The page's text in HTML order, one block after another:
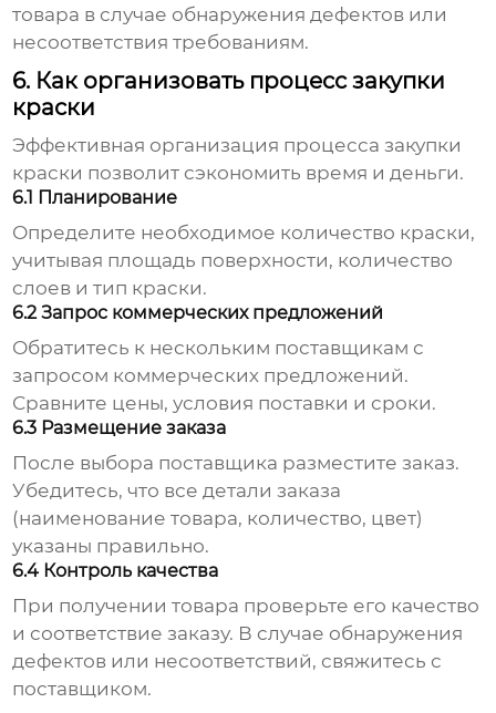
товара в случае обнаружения дефектов или
несоответствия требованиям.
6. Как организовать процесс закупки
краски
Эффективная организация процесса закупки
краски позволит сэкономить время и деньги.
6.1 Планирование
Определите необходимое количество краски,
учитывая площадь поверхности, количество
слоев и тип краски.
6.2 Запрос коммерческих предложений
Обратитесь к нескольким поставщикам с
запросом коммерческих предложений.
Сравните цены, условия поставки и сроки.
6.3 Размещение заказа
После выбора поставщика разместите заказ.
Убедитесь, что все детали заказа
(наименование товара, количество, цвет)
указаны правильно.
6.4 Контроль качества
При получении товара проверьте его качество
и соответствие заказу. В случае обнаружения
дефектов или несоответствий, свяжитесь с
поставщиком.